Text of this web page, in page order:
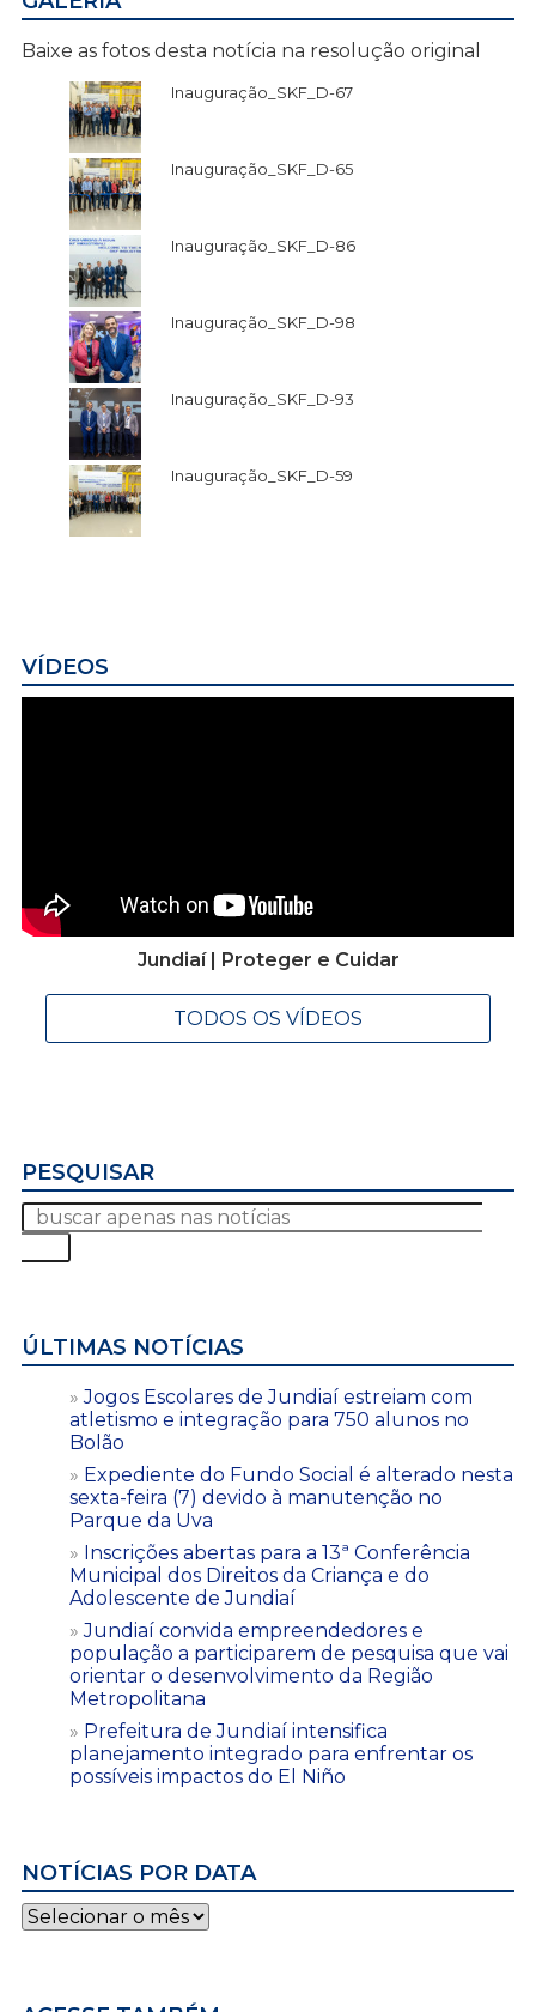
Baixe as fotos desta notícia na resolução original
Inauguração_SKF_D-67
Inauguração_SKF_D-65
Inauguração_SKF_D-86
Inauguração_SKF_D-98
Inauguração_SKF_D-93
Inauguração_SKF_D-59
VÍDEOS
Jundiaí | Proteger e Cuidar
TODOS OS VÍDEOS
PESQUISAR
ÚLTIMAS NOTÍCIAS
Jogos Escolares de Jundiaí estreiam com
atletismo e integração para 750 alunos no
Bolão
Expediente do Fundo Social é alterado nesta
sexta-feira (7) devido à manutenção no
Parque da Uva
Inscrições abertas para a 13ª Conferência
Municipal dos Direitos da Criança e do
Adolescente de Jundiaí
Jundiaí convida empreendedores e
população a participarem de pesquisa que vai
orientar o desenvolvimento da Região
Metropolitana
Prefeitura de Jundiaí intensifica
planejamento integrado para enfrentar os
possíveis impactos do El Niño
NOTÍCIAS POR DATA
Notícias
por